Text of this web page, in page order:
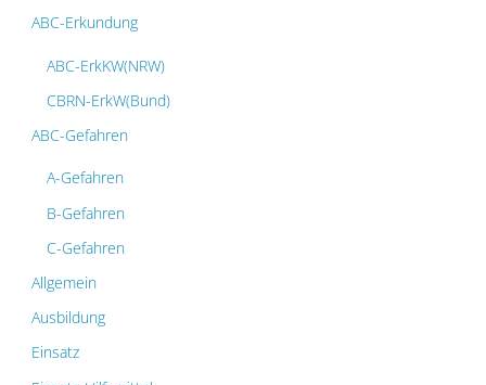
ABC-Erkundung
ABC-ErkKW(NRW)
CBRN-ErkW(Bund)
ABC-Gefahren
A-Gefahren
B-Gefahren
C-Gefahren
Allgemein
Ausbildung
Einsatz